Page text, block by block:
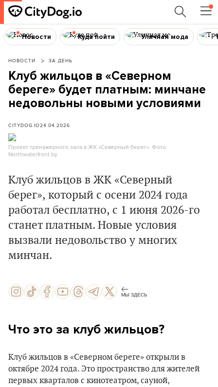
Новости Куда пойти Уличная мода
НОВОСТИ ЗА ДЕНЬ
Клуб жильцов в «Северном
береге» будет платным: минчане
недовольны новыми условиями
CITYDOG.IO24.04.2026
Проект тренажерного зала в ЖК «Северный берег». Фото:
Northwaterfront.by.
Клуб жильцов в ЖК «Северный
берег», который с осени 2024 года
работал бесплатно, с 1 июня 2026-го
станет платным. Новые условия
вызвали недовольство у многих
минчан.
МЫ ЗДЕСЬ
Что это за клуб жильцов?
Клуб жильцов в «Северном береге» открыли в
октябре 2024 года. Это пространство для жителей
первых кварталов с кинотеатром, сауной,